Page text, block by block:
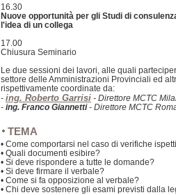
16.30
Nuove opportunità per gli Studi di
l'idea di un collega
17.00
Chiusura Seminario
Le due sessioni dei lavori, alle quali
settore delle Amministrazioni Provinciali ed
rispettivamente coordinate da:
- ing. Roberto Garrisi - Direttore MCTC
- ing. Franco Giannetti- Direttore MCTC
TEMA
• Come comportarsi nel caso di verifiche
• Quali documenti esibire?
• Si deve rispondere a tutte le domande?
• Si deve firmare il verbale?
• Come si fa opposizione al verbale?
• Chi deve sostenere gli esami previsti dalla